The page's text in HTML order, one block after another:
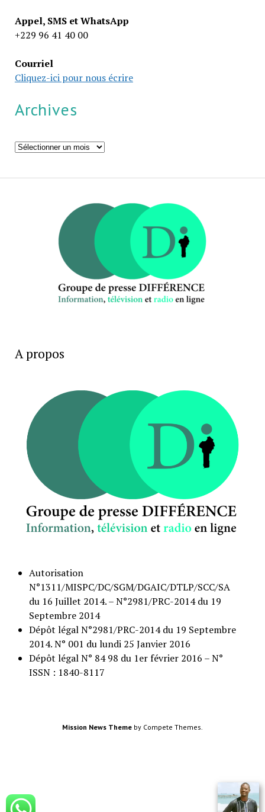
Appel, SMS et WhatsApp
+229 96 41 40 00
Courriel
Cliquez-ici pour nous écrire
Archives
Archives
A propos
Autorisation
N°1311/MISPC/DC/SGM/DGAIC/DTLP/SCC/SA
du 16 Juillet 2014. – N°2981/PRC-2014 du 19
Septembre 2014
Dépôt légal N°2981/PRC-2014 du 19 Septembre
2014. N° 001 du lundi 25 Janvier 2016
Dépôt légal N° 84 98 du 1er février 2016 – N°
ISSN : 1840-8117
Mission News Theme by Compete Themes.